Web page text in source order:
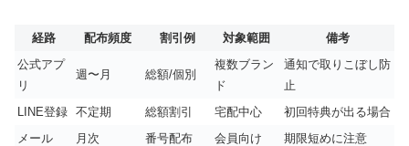
経路 配布頻度 割引例 対象範囲
備考
公式アプ
リ
週〜月 総額/個別
複数ブラン
ド
通知で取りこぼし防
止
LINE登録 不定期 総額割引 宅配中心
初回特典が出る場合
メール
月次 番号配布 会員向け
期限短めに注意